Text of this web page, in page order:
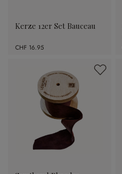
Kerze 12er Set Bauceau
CHF 16.95